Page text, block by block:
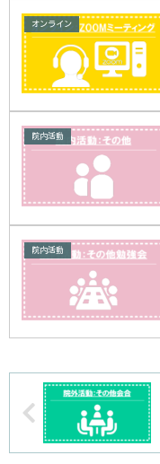
オンライン
院内活動
院内活動